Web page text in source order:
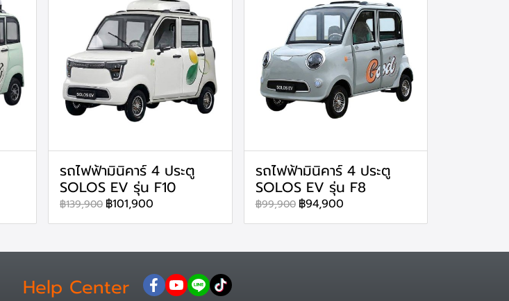
รถไฟฟ้ามินิคาร์ 4 ประตู
SOLOS EV รุ่น F10
฿139,900 ฿101,900
รถไฟฟ้ามินิคาร์ 4 ประตู
SOLOS EV รุ่น F8
฿99,900 ฿94,900
Help Center